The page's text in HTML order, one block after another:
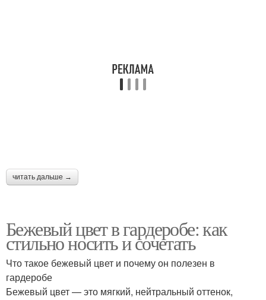
читать дальше →
Бежевый цвет в гардеробе: как
стильно носить и сочетать
Что такое бежевый цвет и почему он полезен в
гардеробе
Бежевый цвет — это мягкий, нейтральный оттенок,